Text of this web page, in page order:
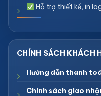
Hỗ trợ thiết kế, in
Hướng dẫn thanh
Chính sách giao